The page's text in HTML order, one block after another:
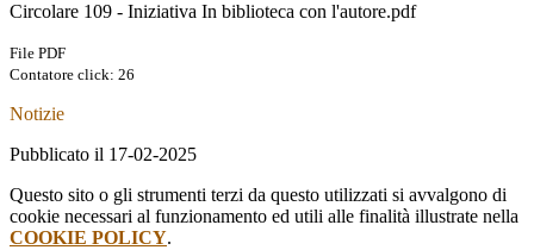
Circolare 109 - Iniziativa In biblioteca con l'autore.pdf
File PDF
Contatore click: 26
Notizie
Pubblicato il 17-02-2025
Questo sito o gli strumenti terzi da questo utilizzati si avvalgono di
cookie necessari al funzionamento ed utili alle finalità illustrate nella
COOKIE POLICY.